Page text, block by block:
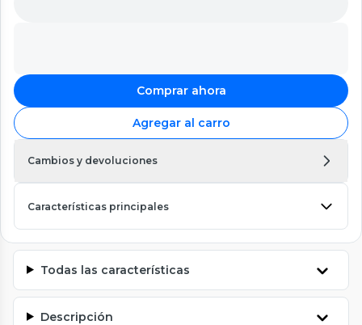
Comprar ahora
Agregar al carro
Cambios y devoluciones
Características principales
Todas las características
Descripción